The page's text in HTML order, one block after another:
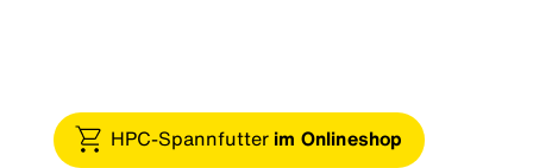
HPC-Spannfutter im Onlineshop